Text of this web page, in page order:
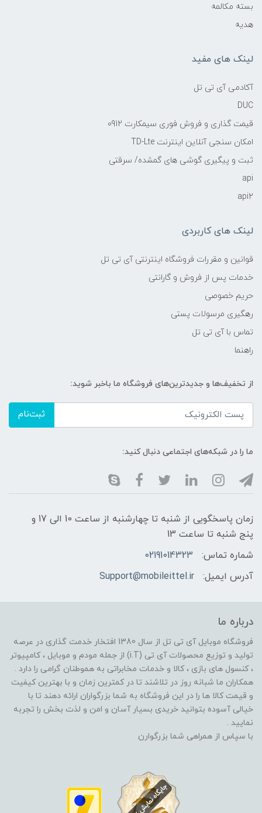
بسته مکالمه
هدیه
لینک های مفید
آکادمی آی تی تل
DUC
قیمت گذاری و فروش فوری سیمکارت 0912
امکان سنجی آنلاین اینترنت TD-Lte
ثبت و پیگیری گوشی های گمشده/ سرقتی
api
api2
لینک های کاربردی
قوانین و مقررات فروشگاه اینترنتی آی تی تل
خدمات پس از فروش و گارانتی
حریم خصوصی
رهگیری مرسولات پستی
تماس با آی تی تل
راهنما
از تخفیف‌ها و جدیدترین‌های فروشگاه ما باخبر شوید:
ثبت‌نام
ما را در شبکه‌های اجتماعی دنبال کنید:
زمان پاسخگویی از شنبه تا چهارشنبه از ساعت 10 الی 17 و
پنج شنبه تا ساعت 13
شماره تماس:
02191014323
آدرس ایمیل:
Support@mobileittel.ir
درباره ما
فروشگاه موبایل آی تی تل از سال 1380 افتخار خدمت گذاری در عرصه
تولید و توزیع محصولات آی تی (i.T) از جمله مودم و موبایل ، کامپیوتر
، کنسول های بازی ، کالا و خدمات مخابراتی به هموطنان گرامی را دارد .
همکاران ما شبانه روز در تلاشند تا در کمترین زمان و با بهترین کیفیت
و قیمت کالا ها را در این فروشگاه به شما بزرگواران ارائه دهند تا با
خیالی آسوده بتوانید خریدی بسیار آسان و امن و لذت بخش را تجربه
نمایید .
با سپاس از همراهی شما بزرگوارن